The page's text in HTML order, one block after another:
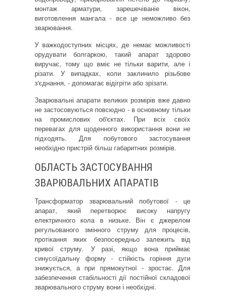
монтаж арматури, зарешечіваніе вікон,
виготовлення мангала - все це неможливо без
зварювання.
У важкодоступних місцях, де немає можливості
орудувати болгаркою, такий апарат здорово
виручає, тому що вміє не тільки варити, але і
різати. У випадках, коли заклинило різьбове
з'єднання, - допомагає відігріти або зрізати.
Зварювальні апарати великих розмірів вже давно
не застосовуються повсюдно - в основному тільки
на промислових об'єктах. При всіх своїх
перевагах для щоденного використання вони не
підходять. Для побутового застосування
необхідно пристрій більш габаритних розмірів.
ОБЛАСТЬ ЗАСТОСУВАННЯ
ЗВАРЮВАЛЬНИХ АПАРАТІВ
Трансформатор зварювальний побутової - це
апарат, який перетворює високу напругу
електричного кола в низьке. Він є джерелом
регульованого змінного струму для процесів,
протікання яких безпосередньо залежить від
кривої струму. У разі, якщо вона приймає
синусоїдальну форму - стійкість горіння дуги
знижується, а при прямокутної - зростає. Для
забезпечення стабільності дії постійної складової
зварювального струму вони і необхідні.